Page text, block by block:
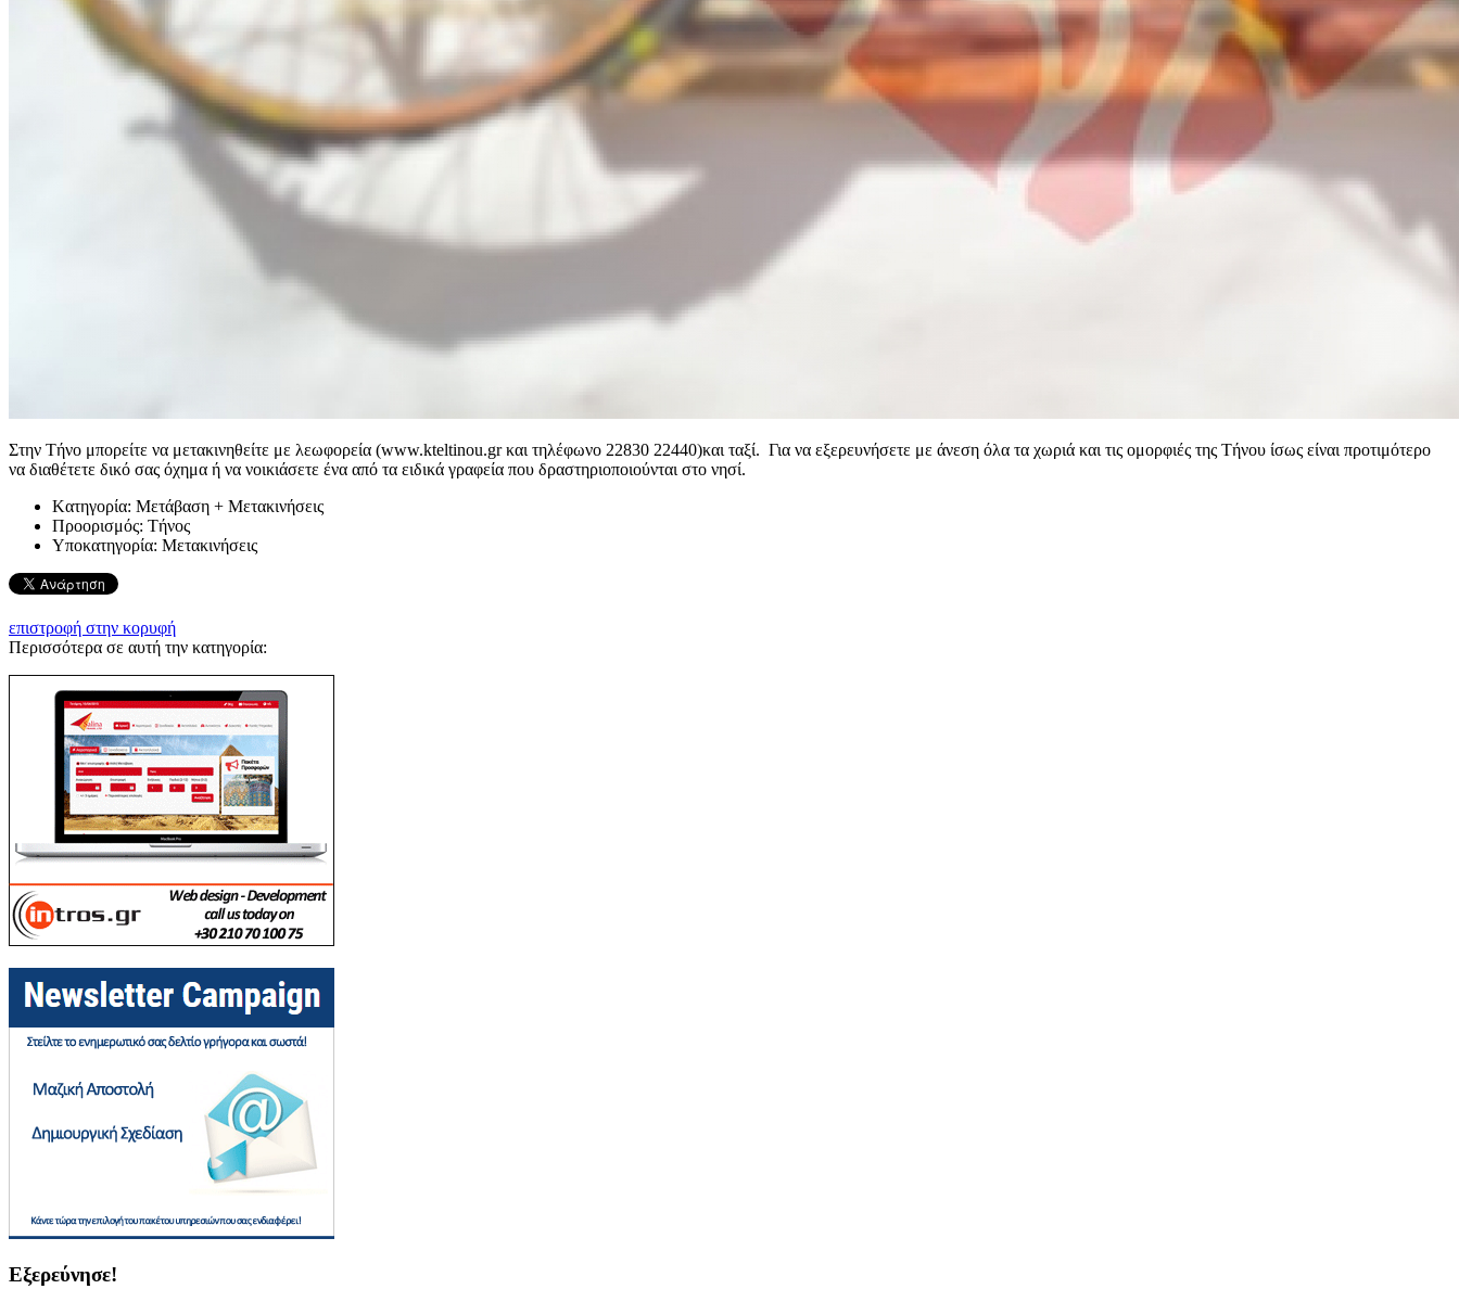
Στην Τήνο μπορείτε να μετακινηθείτε με λεωφορεία (www.kteltinou.gr και τηλέφωνο 22830 22440)και ταξί. Για να εξερευνήσετε με άνεση όλα τα χωριά και τις ομορφιές της Τήνου ίσως είναι προτιμότερο
να διαθέτετε δικό σας όχημα ή να νοικιάσετε ένα από τα ειδικά γραφεία που δραστηριοποιούνται στο νησί.
Kατηγορία: Μετάβαση + Μετακινήσεις
Προορισμός: Τήνος
Υποκατηγορία: Μετακινήσεις
επιστροφή στην κορυφή
Περισσότερα σε αυτή την κατηγορία:
Εξερεύνησε!